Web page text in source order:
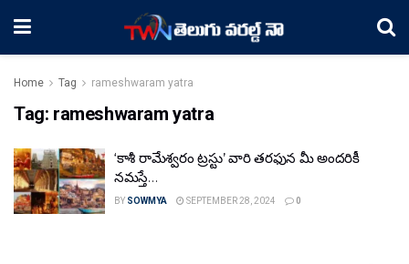
Home Tag rameshwaram yatra
Tag: rameshwaram yatra
‘కాశీ రామేశ్వ‌రం ట్ర‌స్టు’ వారి త‌ర‌ఫున‌ మీ అంద‌రికీ
న‌మ‌స్తే…
BY SOWMYA SEPTEMBER 28, 2024 0